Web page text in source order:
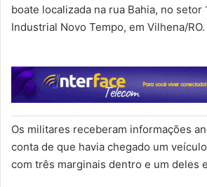
boate localizada na rua Bahia, no setor
Industrial Novo Tempo, em Vilhena/RO.
Os militares receberam informações
conta de que havia chegado um
com três marginais dentro e um deles